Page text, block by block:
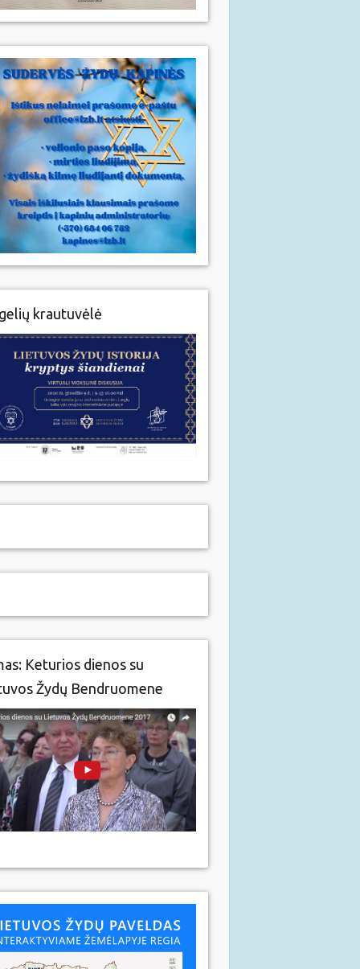
krautuvėlė
Keturios dienos su
Žydų Bendruomene